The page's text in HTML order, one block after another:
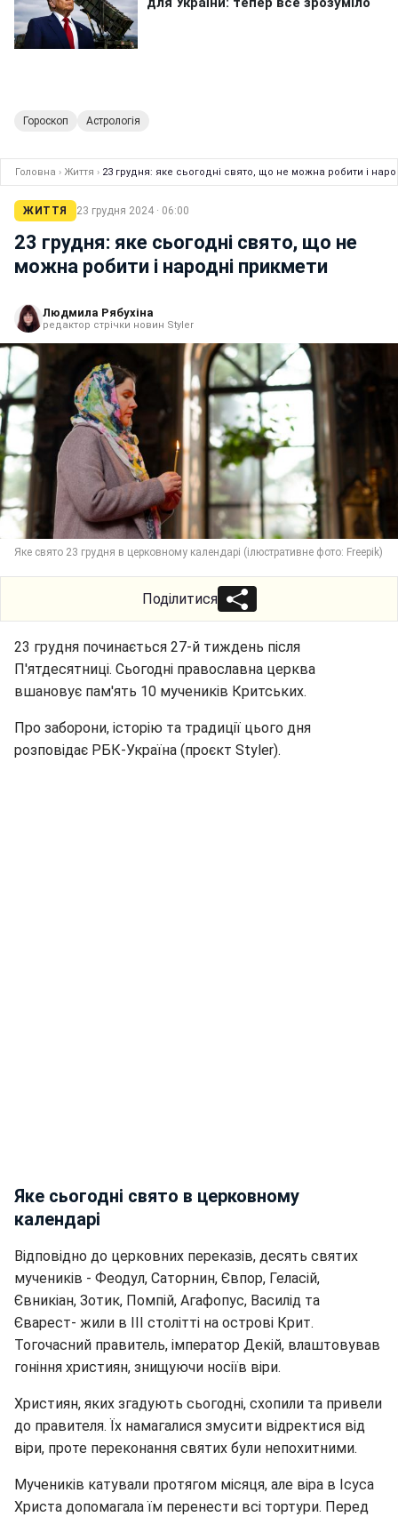
Гороскоп Астрологія
Головна › Життя › 23 грудня: яке сьогодні свято, що не можна робити і
ЖИТТЯ 23 грудня 2024 · 06:00
23 грудня: яке сьогодні свято, що не
можна робити і народні прикмети
Людмила Рябухіна
редактор стрічки новин Styler
Яке свято 23 грудня в церковному календарі (ілюстративне фото: Freepik)
Поділитися
23 грудня починається 27-й тиждень після
П'ятдесятниці. Сьогодні православна церква
вшановує пам'ять 10 мучеників Критських.
Про заборони, історію та традиції цього дня
розповідає РБК-Україна (проєкт Styler).
Яке сьогодні свято в церковному
календарі
Відповідно до церковних переказів, десять святих
мучеників - Феодул, Саторнин, Євпор, Геласій,
Євникіан, Зотик, Помпій, Агафопус, Василід та
Єварест- жили в III столітті на острові Крит.
Тогочасний правитель, імператор Декій, влаштовував
гоніння християн, знищуючи носіїв віри.
Християн, яких згадують сьогодні, схопили та привели
до правителя. Їх намагалися змусити відректися від
віри, проте переконання святих були непохитними.
Мучеників катували протягом місяця, але віра в Ісуса
Христа допомагала їм перенести всі тортури. Перед